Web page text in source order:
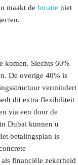
maakt de locatie niet
komen. Slechts 60%
De overige 40% is
vermindert
dit extra flexibiliteit
via een door de
in Dubai kunnen u
betalingsplan is
financiële zekerheid